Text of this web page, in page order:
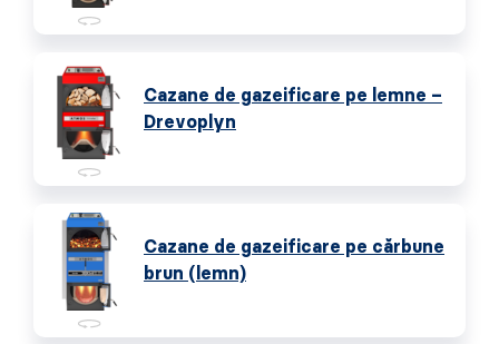
Cazane de gazeificare pe lemne –
Drevoplyn
Cazane de gazeificare pe cărbune
brun (lemn)